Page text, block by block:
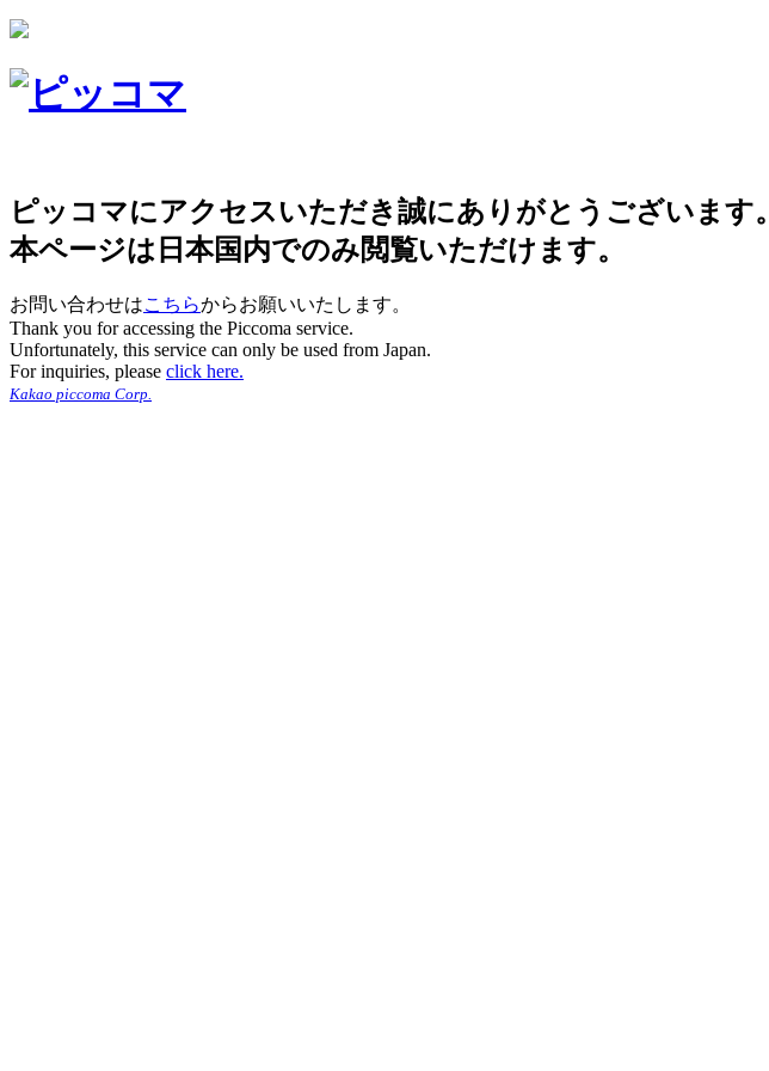
ピッコマにアクセスいただき誠にありがとうございます。
本ページは日本国内でのみ閲覧いただけます。
お問い合わせはこちらからお願いいたします。
Thank you for accessing the Piccoma service.
Unfortunately, this service can only be used from Japan.
For inquiries, please click here.
Kakao piccoma Corp.